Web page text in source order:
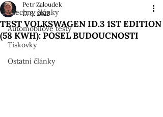
Všechny články
Automobilové testy
Tiskovky
Ostatní články
TEST VOLKSWAGEN ID.3 1ST EDITION
(58 KWH): POSEL BUDOUCNOSTI
Petr Zaloudek
17. 3. 2022